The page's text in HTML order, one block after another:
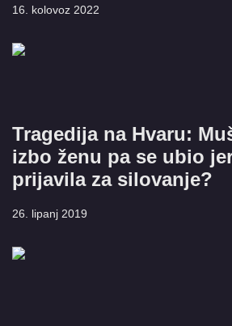
16. kolovoz 2022
Tragedija na Hvaru:
izbo ženu pa se ubio
prijavila za silovanje?
26. lipanj 2019